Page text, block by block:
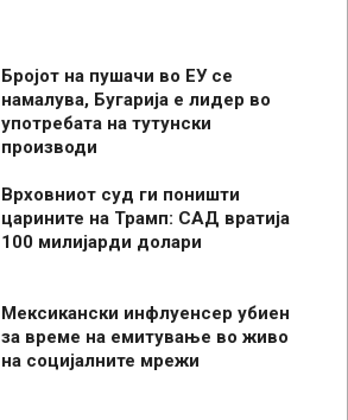
Бројот на пушачи во ЕУ се
намалува, Бугарија е лидер во
употребата на тутунски
производи
Врховниот суд ги поништи
царините на Трамп: САД вратија
100 милијарди долари
Мексикански инфлуенсер убиен
за време на емитување во живо
на социјалните мрежи